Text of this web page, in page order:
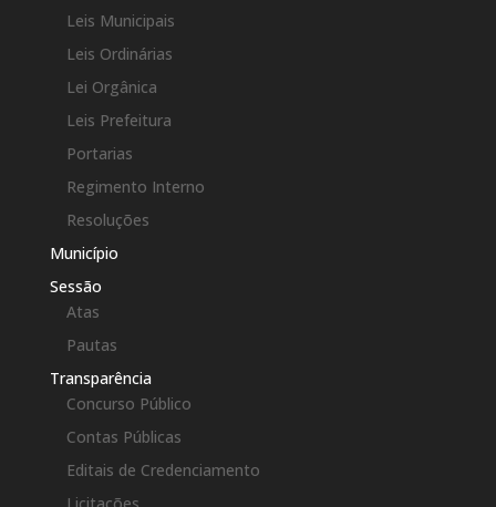
Leis Municipais
Leis Ordinárias
Lei Orgânica
Leis Prefeitura
Portarias
Regimento Interno
Resoluções
Município
Sessão
Atas
Pautas
Transparência
Concurso Público
Contas Públicas
Editais de Credenciamento